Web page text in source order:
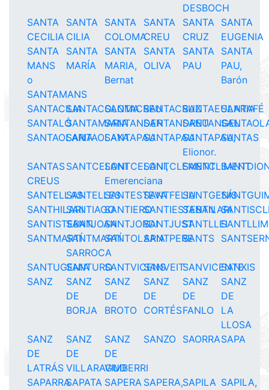
DESBOCH
SANTA
CECILIA
SANTA
CILIA
SANTA
COLOMA
SANTA
CREU
SANTA
CRUZ
SANTA
EUGENIA
SANTA
MANS
o
SANTAMANS
SANTA
MARÍA
SANTA
MARIA,
Bernat
SANTA
OLIVA
SANTA
PAU
SANTA
PAU,
Barón
SANTACILIASANTACOLOMA
SANTACREUSANTACRUZSANTAEULARIA
SANTAFÉ
SANTALÓSANTAMARIASANTANDERSANTANDREUSANTANGEL
SANTAOLARIASANTAOLAYASANTAPAUSANTAPAUSANTAPAU,
Elionor.
SANTAS
SANTAS
CREUS
SANTCELONISANTCELONI,
Emerenciana
SANTCLEMENTSANTCLIMENT
SANTELLASSANTELLESSANTESTEVASANTFELIUSANTGENÍS
SANTHILARISANTIAGOSANTIEROSANTIESTEBAN
SANTILARI
SANTISTEBAN
SANTJOANSANTJORDISANTJUSTSANTLLEI
SANTMARTÍSANTMARTÍ
SARROCA
SANTOLARIASANTPERESANTS
SANTUGENIASANTUROSANTVICENS
SANVEITSANVICENTE
SANXIS
SANZ
SANZ
DE
BORJA
SANZ
DE
BROTO
SANZ
DE
CORTÉS
SANZ
DE
FANLO
SANZ
DE
LA
LLOSA
SANZ
DE
LATRÁS
SANZ
DE
VILLARAGUD
SANZ
DE
VIMBERRI
SANZO SAORRASAPA
SAPARRASAPATA SAPERA SAPERA,SAPILA SAPILA,